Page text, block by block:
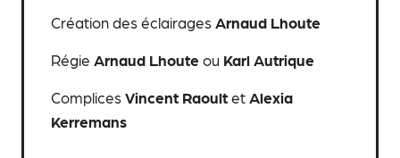
Création des éclairages Arnaud Lhoute
Régie Arnaud Lhoute ou Karl Autrique
Complices Vincent Raoult et Alexia
Kerremans